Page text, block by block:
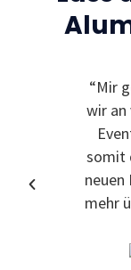
“Mir
wir an
somit
neuen
mehr